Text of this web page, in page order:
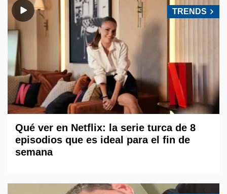
TRENDS
Qué ver en Netflix: la serie turca de 8
episodios que es ideal para el fin de
semana